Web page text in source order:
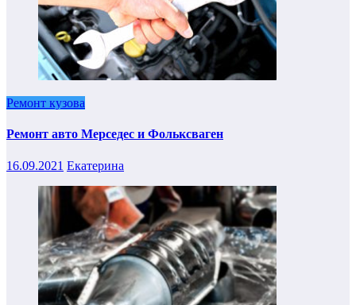
Ремонт кузова
Ремонт авто Мерседес и Фольксваген
16.09.2021 Екатерина